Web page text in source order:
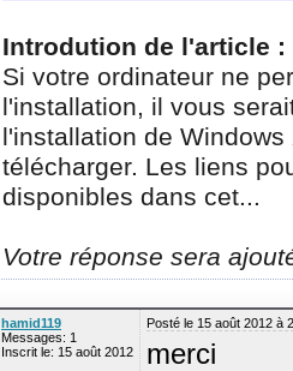
Introdution de l'article :
Si votre ordinateur ne
l'installation, il vous
l'installation de
télécharger. Les liens
disponibles dans cet...
Votre réponse sera
hamid119
Messages: 1
Inscrit le: 15 août 2012
Posté le 15 août 2012 à
merci